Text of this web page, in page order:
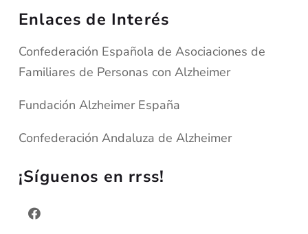
Enlaces de Interés
Confederación Española de Asociaciones de
Familiares de Personas con Alzheimer
Fundación Alzheimer España
Confederación Andaluza de Alzheimer
¡Síguenos en rrss!